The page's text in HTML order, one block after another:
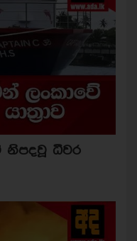
නිපදවූ ධීවර